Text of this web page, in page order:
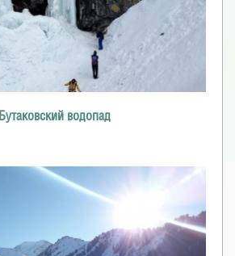
Бутаковский водопад